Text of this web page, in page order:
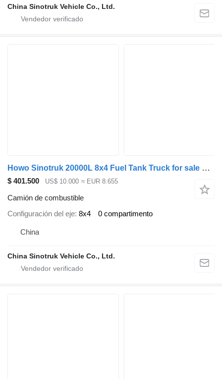
China Sinotruk Vehicle Co., Ltd.
Howo Sinotruk 20000L 8x4 Fuel Tank Truck for sale ghana
$ 401.500 US$ 10.000 ≈ EUR 8.655
Camión de combustible
Configuración del eje 8x4 0 compartimento
China
China Sinotruk Vehicle Co., Ltd.